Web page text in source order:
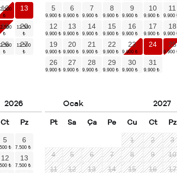
12 13
19 20
26 27
5 6 7 8 9 10 11
12 13 14 15 16 17 18
19 20 21 22 23 24 25
26 27 28 29 30 31
2026
Ct Pz
5 6
12 13
Ocak 2027
Pt Sa Ça Pe Cu Ct Pz
1 2
3
4
5 6 7 8 9
10
11
12 13 14 15 16
17